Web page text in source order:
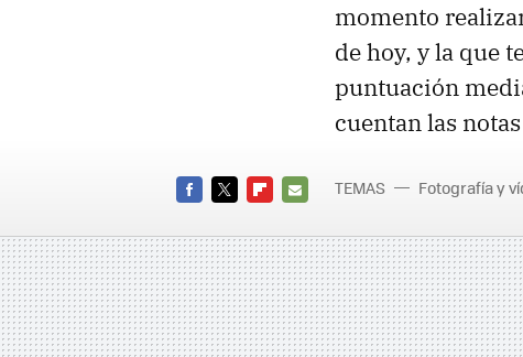
momento
de hoy, y la que
puntuación
cuentan las
MAIL
TEMAS Fotografía y